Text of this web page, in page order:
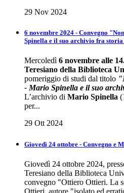
29 Nov 2024
6 novembre 2024 - Convegno
Spinella e il suo archivio fra
Mercoledì 6 novembre alle
Teresiano della Biblioteca
pomeriggio di studi dal titolo
- Mario Spinella e il suo
L’archivio di Mario Spinella
per...
29 Ott 2024
Giovedì 24 ottobre - Convegno e
Giovedì 24 ottobre 2024,
Teresiano della Biblioteca
convegno "Ottiero Ottieri. La
Ottieri, autore "isolato ed